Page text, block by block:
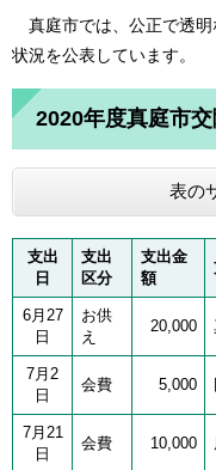
真庭市では、公正で透明
状況を公表しています。
2020年度真庭市
表の
支出
日
支出
区分
支出金
額
6月27
日
お供
え
20,000
7月2
日
会費 5,000
7月21
日
会費 10,000